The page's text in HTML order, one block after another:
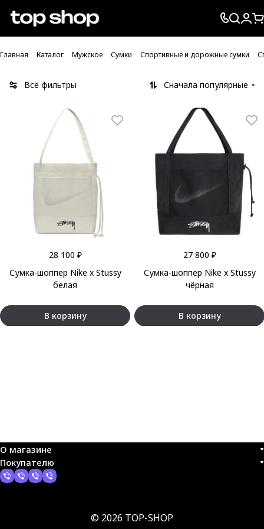
Проверка хлебных крошек
Главная Каталог Мужское Сумки Спортивные и дорожные сумки
Все фильтры Сначала популярные
28 100 ₽
Сумка-шоппер Nike x Stussy
белая
В корзину
27 800 ₽
Сумка-шоппер Nike x Stussy
чёрная
В корзину
О магазине
Покупателю
© 2026 TOP-SHOP